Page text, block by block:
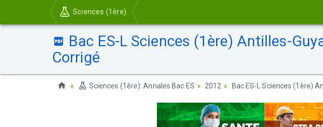
Sciences (1ère)
Bac ES-L Sciences (1ère) Antilles-
Corrigé
Sciences (1ère): Annales Bac ES 2012 Bac ES-L Sciences (1ère)